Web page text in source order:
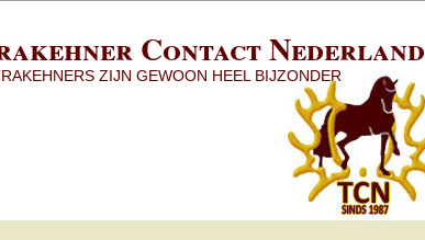
Contact Nederland
ZIJN GEWOON HEEL BIJZONDER